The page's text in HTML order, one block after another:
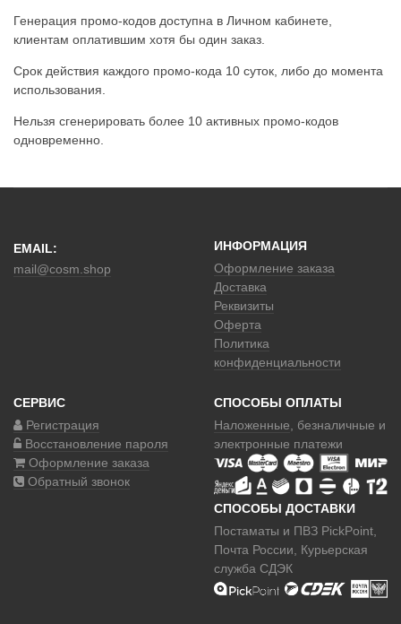
Генерация промо-кодов доступна в Личном кабинете,
клиентам оплатившим хотя бы один заказ.
Срок действия каждого промо-кода 10 суток, либо до момента
использования.
Нельзя сгенерировать более 10 активных промо-кодов
одновременно.
EMAIL:
mail@cosm.shop
ИНФОРМАЦИЯ
Оформление заказа
Доставка
Реквизиты
Оферта
Политика
конфиденциальности
СЕРВИС
Регистрация
Восстановление пароля
Оформление заказа
Обратный звонок
СПОСОБЫ ОПЛАТЫ
Наложенные , безналичные и
электронные платежи
СПОСОБЫ ДОСТАВКИ
Постаматы и ПВЗ PickPoint,
Почта России, Курьерская
служба СДЭК